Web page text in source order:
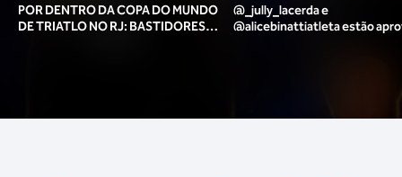
POR DENTRO DA COPA DO MUNDO
DE TRIATLO NO RJ: BASTIDORES,
@_jully_lacerda​ e
@alicebinattiatleta​ estão